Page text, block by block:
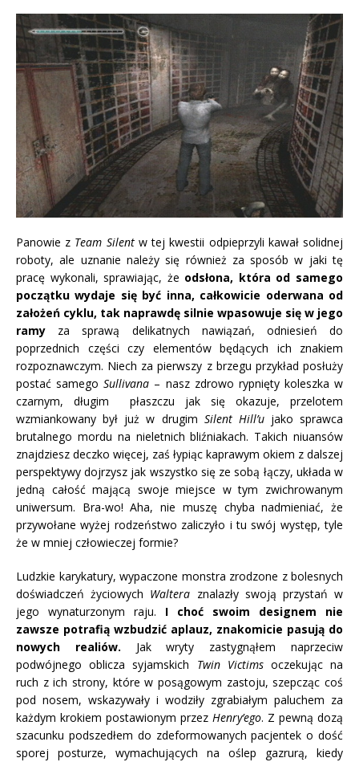
Panowie z Team Silentw tej kwestii odpieprzyli kawał solidnej
roboty, ale uznanie należy się również za sposób w jaki tę
pracę wykonali, sprawiając, że odsłona, która od samego
początku wydaje się być inna, całkowicie oderwana od
założeń cyklu, tak naprawdę silnie wpasowuje się w jego
ramy za sprawą delikatnych nawiązań, odniesień do
poprzednich części czy elementów będących ich znakiem
rozpoznawczym. Niech za pierwszy z brzegu przykład posłuży
postać samegoSullivana – nasz zdrowo rypnięty koleszka w
czarnym, długim płaszczu jak się okazuje, przelotem
wzmiankowany był już w drugim Silent Hill’ujako sprawca
brutalnego mordu na nieletnich bliźniakach. Takich niuansów
znajdziesz deczko więcej, zaś łypiąc kaprawym okiem z dalszej
perspektywy dojrzysz jak wszystko się ze sobą łączy, układa w
jedną całość mającą swoje miejsce w tym zwichrowanym
uniwersum. Bra-wo! Aha, nie muszę chyba nadmieniać, że
przywołane wyżej rodzeństwo zaliczyło i tu swój występ, tyle
że w mniej człowieczej formie?
Ludzkie karykatury, wypaczone monstra zrodzone z bolesnych
doświadczeń życiowych Waltera znalazły swoją przystań w
jego wynaturzonym raju. I choć swoim designem nie
zawsze potrafią wzbudzić aplauz, znakomicie pasują do
nowych realiów. Jak wryty zastygnąłem naprzeciw
podwójnego oblicza syjamskich Twin Victimsoczekując na
ruch z ich strony, które w posągowym zastoju, szepcząc coś
pod nosem, wskazywały i wodziły zgrabiałym paluchem za
każdym krokiem postawionym przez Henry’ego. Z pewną dozą
szacunku podszedłem do zdeformowanych pacjentek o dość
sporej posturze, wymachujących na oślep gazrurą, kiedy